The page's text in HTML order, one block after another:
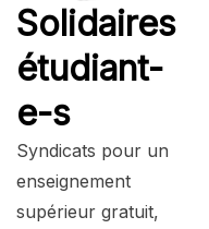
Solidaires
étudiant-
e-s
Syndicats pour un
enseignement
supérieur gratuit,